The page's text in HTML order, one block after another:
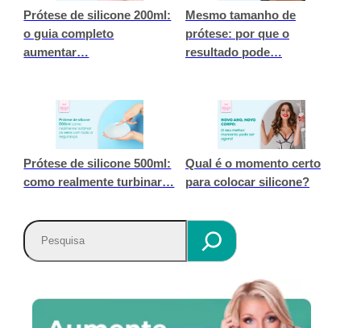
Prótese de silicone 200ml:
o guia completo
aumentar…
Mesmo tamanho de
prótese: por que o
resultado pode…
Prótese de silicone 500ml:
como realmente turbinar…
Qual é o momento certo
para colocar silicone?
P
e